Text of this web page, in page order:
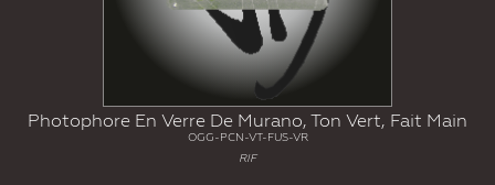
Photophore En Verre De Murano, Ton Vert, Fait Main
OGG-PCN-VT-FUS-VR
RIF